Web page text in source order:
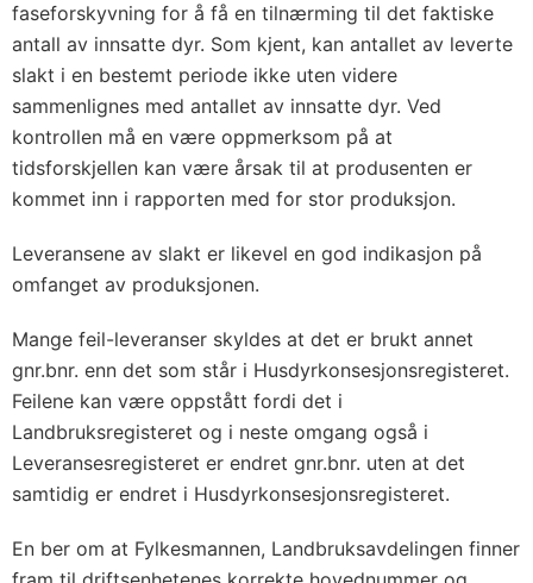
faseforskyvning for å få en tilnærming til det faktiske
antall av innsatte dyr. Som kjent, kan antallet av leverte
slakt i en bestemt periode ikke uten videre
sammenlignes med antallet av innsatte dyr. Ved
kontrollen må en være oppmerksom på at
tidsforskjellen kan være årsak til at produsenten er
kommet inn i rapporten med for stor produksjon.
Leveransene av slakt er likevel en god indikasjon på
omfanget av produksjonen.
Mange feil-leveranser skyldes at det er brukt annet
gnr.bnr. enn det som står i Husdyrkonsesjonsregisteret.
Feilene kan være oppstått fordi det i
Landbruksregisteret og i neste omgang også i
Leveransesregisteret er endret gnr.bnr. uten at det
samtidig er endret i Husdyrkonsesjonsregisteret.
En ber om at Fylkesmannen, Landbruksavdelingen finner